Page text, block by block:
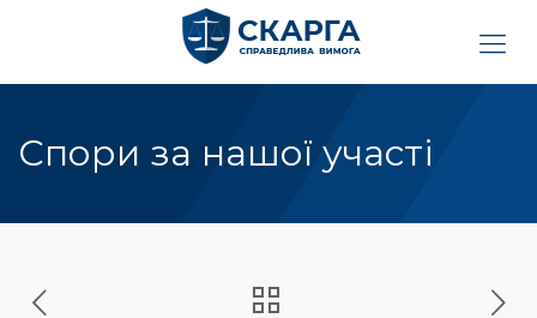
Спори за нашої участі